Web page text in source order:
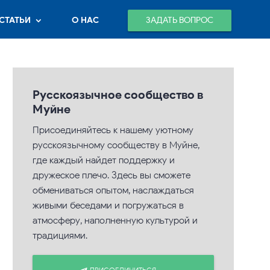
О НАС ЗАДАТЬ ВОПРОС
Русскоязычное сообщество в
Муйне
Присоединяйтесь к нашему уютному
русскоязычному сообществу в Муйне,
где каждый найдет поддержку и
дружеское плечо. Здесь вы сможете
обмениваться опытом, наслаждаться
живыми беседами и погружаться в
атмосферу, наполненную культурой и
традициями.